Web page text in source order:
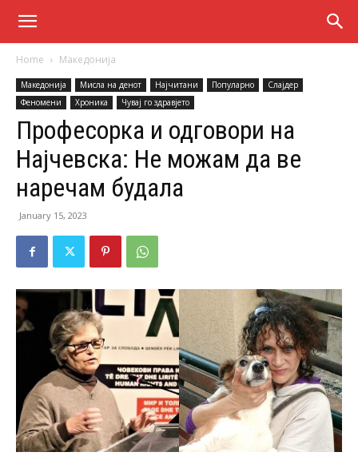
Home Македонија
Македонија Мисла на денот Најчитани Популарно
Слајдер
Феномени
Хроника Чувај го здравјето
Професорка и одговори на
Најчевска: Не можам да ве
наречам будала
January 15, 2023